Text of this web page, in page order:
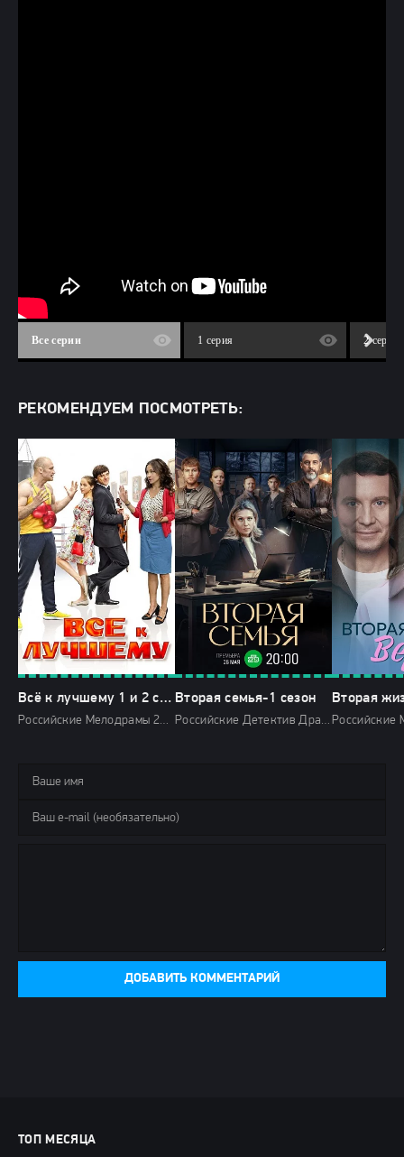
Все серии 1 серия 2 серия
РЕКОМЕНДУЕМ ПОСМОТРЕТЬ:
Всё к лучшему 1 и 2 сезон
Российские Мелодрамы 2015 2017 Домашний мини-сериалы HD
Вторая семья-1 сезон
Российские Детектив Драмы 2025 НТВ HD
ДОБАВИТЬ КОММЕНТАРИЙ
ТОП МЕСЯЦА